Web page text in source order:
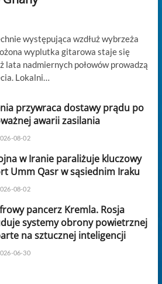
występująca wzdłuż wybrzeża
wyplutka gitarowa staje się
lata nadmiernych połowów prowadzą
Lokalni…
przywraca dostawy prądu po
awarii zasilania
08-02
w Iranie paraliżuje kluczowy
Umm Qasr w sąsiednim Iraku
08-02
pancerz Kremla. Rosja
systemy obrony powietrznej
na sztucznej inteligencji
06-30